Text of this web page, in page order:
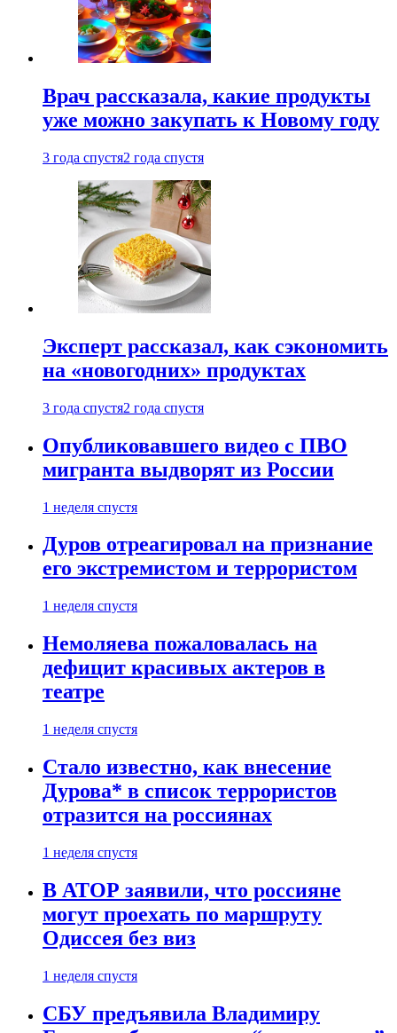
Врач рассказала, какие продукты
уже можно закупать к Новому году
3 года спустя2 года спустя
Эксперт рассказал, как сэкономить
на «новогодних» продуктах
3 года спустя2 года спустя
Опубликовавшего видео с ПВО
мигранта выдворят из России
1 неделя спустя
Дуров отреагировал на признание
его экстремистом и террористом
1 неделя спустя
Немоляева пожаловалась на
дефицит красивых актеров в
театре
1 неделя спустя
Стало известно, как внесение
Дурова* в список террористов
отразится на россиянах
1 неделя спустя
В АТОР заявили, что россияне
могут проехать по маршруту
Одиссея без виз
1 неделя спустя
СБУ предъявила Владимиру